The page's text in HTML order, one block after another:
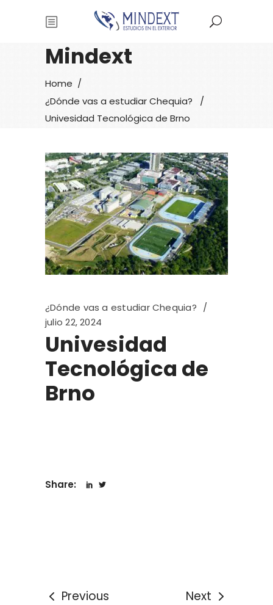
Mindext
Home /
¿Dónde vas a estudiar Chequia?
/
Univesidad Tecnológica de Brno
¿Dónde vas a estudiar Chequia?
julio 22, 2024
Univesidad
Tecnológica de
Brno
Share:
Previous Next